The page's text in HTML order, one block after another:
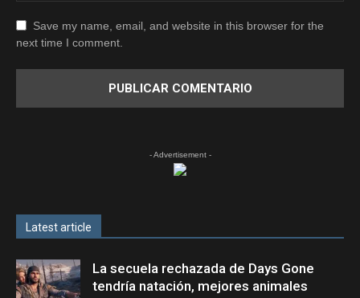
Save my name, email, and website in this browser for the
next time I comment.
- Advertisement -
Latest article
La secuela rechazada de Days Gone
tendría natación, mejores animales